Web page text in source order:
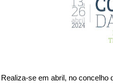
Realiza-se em abril, no concelho